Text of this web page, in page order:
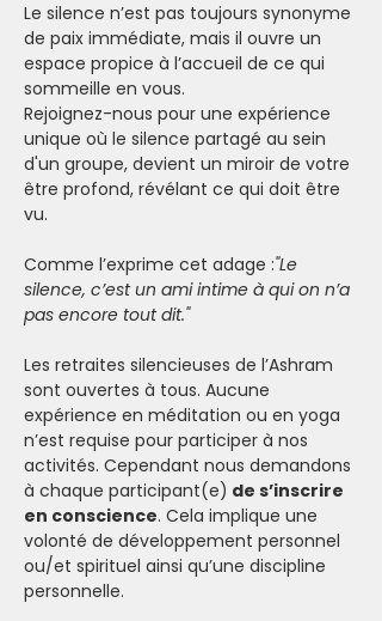
Le silence n’est pas toujours synonyme
de paix immédiate, mais il ouvre un
espace propice à l’accueil de ce qui
sommeille en vous.
Rejoignez-nous pour une expérience
unique où le silence partagé au sein
d'un groupe, devient un miroir de votre
être profond, révélant ce qui doit être
vu.
Comme l’exprime cet adage :"Le
silence, c’est un ami intime à qui on n’a
pas encore tout dit."
Les retraites silencieuses de l’Ashram
sont ouvertes à tous. Aucune
expérience en méditation ou en yoga
n’est requise pour participer à nos
activités. Cependant nous demandons
à chaque participant(e) de s’inscrire
en conscience. Cela implique une
volonté de développement personnel
ou/et spirituel ainsi qu’une discipline
personnelle.